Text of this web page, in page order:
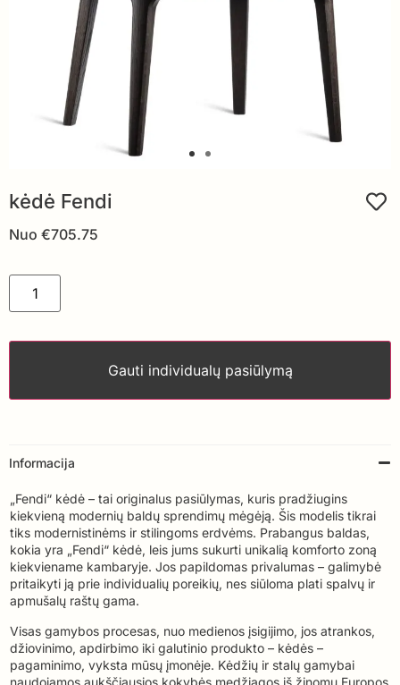
kėdė Fendi
Nuo €705.75
Gauti individualų pasiūlymą
Informacija
„Fendi“ kėdė – tai originalus pasiūlymas, kuris pradžiugins
kiekvieną modernių baldų sprendimų mėgėją. Šis modelis tikrai
tiks modernistinėms ir stilingoms erdvėms. Prabangus baldas,
kokia yra „Fendi“ kėdė, leis jums sukurti unikalią komforto zoną
kiekviename kambaryje. Jos papildomas privalumas – galimybė
pritaikyti ją prie individualių poreikių, nes siūloma plati spalvų ir
apmušalų raštų gama.
Visas gamybos procesas, nuo medienos įsigijimo, jos atrankos,
džiovinimo, apdirbimo iki galutinio produkto – kėdės –
pagaminimo, vyksta mūsų įmonėje. Kėdžių ir stalų gamybai
naudojamos aukščiausios kokybės medžiagos iš žinomų Europos